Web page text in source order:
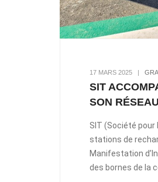
17 MARS 2025 |
SIT
SON
SIT (Société
stations de
Manifestation
des bornes de la